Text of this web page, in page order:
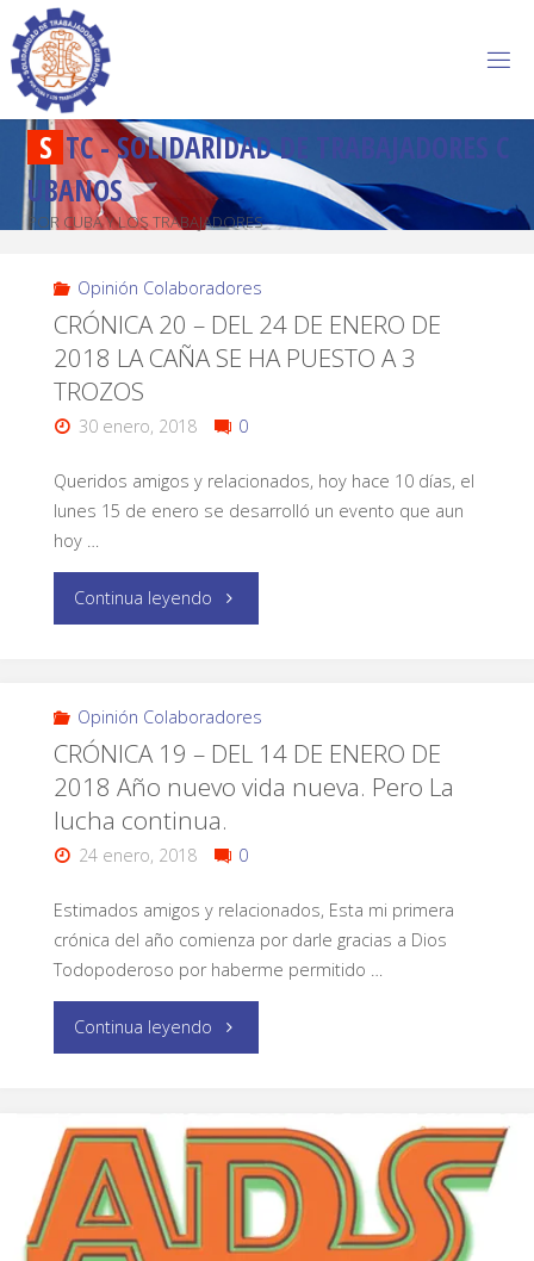
S TC-SOLIDARIDADD R A BAJADORES C
U BANOS
POR CUBA Y LOS TRABAJADORES
Opinión Colaboradores
CRÓNICA 20 – DEL 24 DE ENERO DE
2018 LA CAÑA SE HA PUESTO A 3
TROZOS
30 enero, 2018 0
Queridos amigos y relacionados, hoy hace 10 días, el
lunes 15 de enero se desarrolló un evento que aun
hoy …
Continua leyendo
Opinión Colaboradores
CRÓNICA 19 – DEL 14 DE ENERO DE
2018 Año nuevo vida nueva. Pero La
lucha continua.
24 enero, 2018 0
Estimados amigos y relacionados, Esta mi primera
crónica del año comienza por darle gracias a Dios
Todopoderoso por haberme permitido …
Continua leyendo